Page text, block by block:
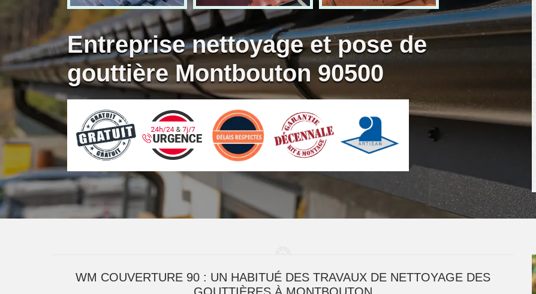
Entreprise nettoyage et pose de
gouttière Montbouton 90500
WM COUVERTURE 90 : UN HABITUÉ DES TRAVAUX DE NETTOYAGE DES